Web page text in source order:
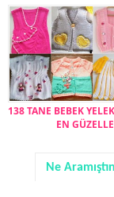
138 TANE BEBEK
EN